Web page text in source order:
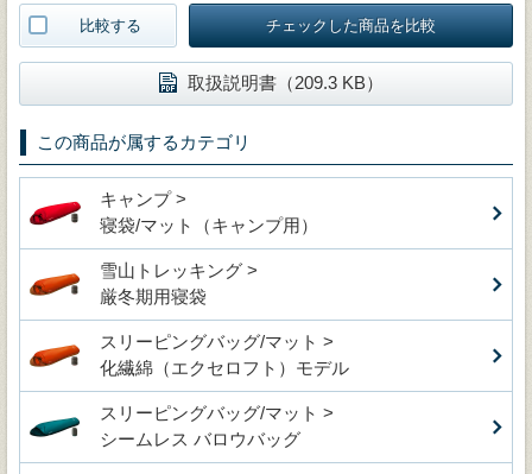
比較する チェックした商品を比較
取扱説明書（209.3 KB）
この商品が属するカテゴリ
キャンプ >
寝袋/マット（キャンプ用）
雪山トレッキング >
厳冬期用寝袋
スリーピングバッグ/マット >
化繊綿（エクセロフト）モデル
スリーピングバッグ/マット >
シームレス バロウバッグ